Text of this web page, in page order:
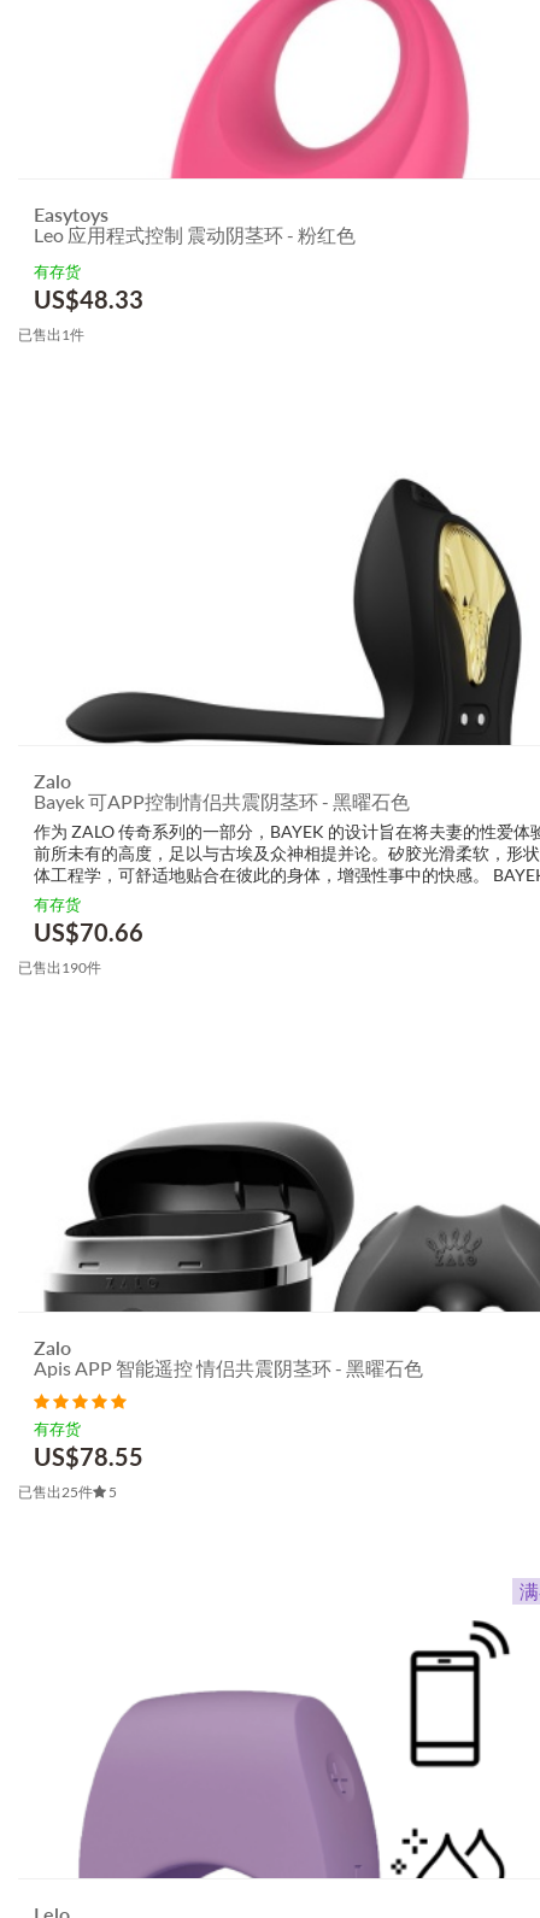
Easytoys
Leo 应用程式控制 震动阴茎环 - 粉红色
有存货
US$48.33
已售出1件
Zalo
Bayek 可APP控制情侣共震阴茎环 - 黑曜石色
作为 ZALO 传奇系列的一部分，BAYEK 的设计旨在将夫妻的性爱体
前所未有的高度，足以与古埃及众神相提并论。矽胶光滑柔软，形
体工程学，可舒适地贴合在彼此的身体，增强性事中的快感。
种强劲的震动模式来刺激阴蒂及 G 点，其伸展臂中的内置摩打可紧
更...
有存货
US$70.66
已售出190件
Zalo
Apis APP 智能遥控 情侣共震阴茎环 - 黑曜石色
有存货
US$78.55
已售出25件 5